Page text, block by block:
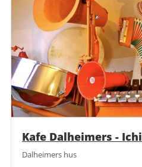
Kafe Dalheimers - Ichi
Dalheimers hus